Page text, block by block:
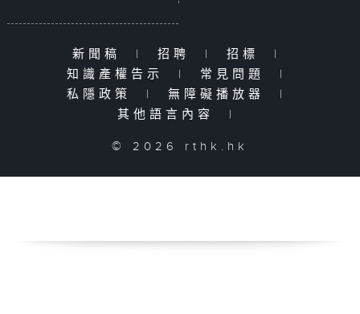
新聞稿 | 招聘 | 招標
|
知識產權告示
| 常見問題
|
私隱政策
| 無障礙播放器
|
其他語言內容
|
© 2026 rthk.hk